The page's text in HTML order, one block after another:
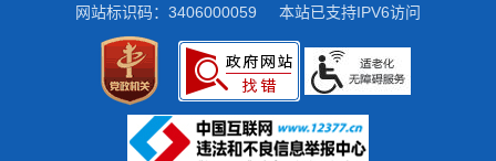
网站标识码：3406000059
本站已支持IPV6访问